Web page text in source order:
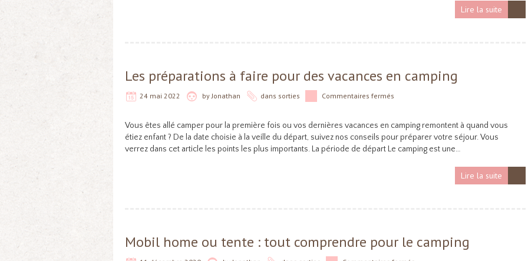
Lire la suite
Les préparations à faire pour des vacances en camping
24 mai 2022 byJonathan dans sorties Commentaires fermés
Vous êtes allé camper pour la première fois ou vos dernières vacances en camping remontent à quand vous
étiez enfant ? De la date choisie à la veille du départ, suivez nos conseils pour préparer votre séjour. Vous
verrez dans cet article les points les plus importants. La période de départ Le camping est une…
Lire la suite
Mobil home ou tente : tout comprendre pour le camping